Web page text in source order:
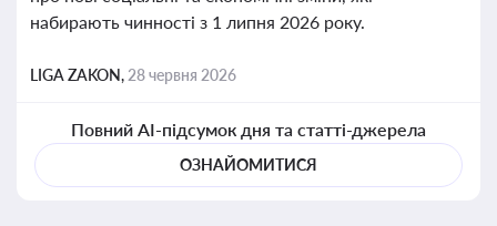
набирають чинності з 1 липня 2026 року.
LIGA ZAKON, 28 червня 2026
Повний AI-підсумок дня та статті-джерела
ОЗНАЙОМИТИСЯ